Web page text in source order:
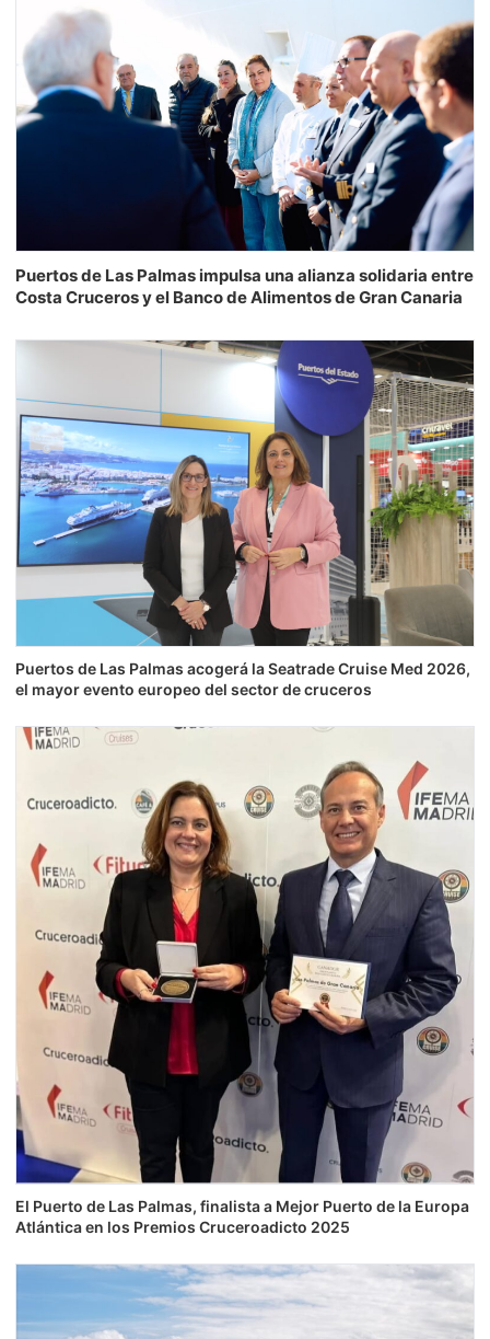
Puertos de Las Palmas impulsa una alianza solidaria entre
Costa Cruceros y el Banco de Alimentos de Gran Canaria
Puertos de Las Palmas acogerá la Seatrade Cruise Med 2026,
el mayor evento europeo del sector de cruceros
El Puerto de Las Palmas, finalista a Mejor Puerto de la Europa
Atlántica en los Premios Cruceroadicto 2025